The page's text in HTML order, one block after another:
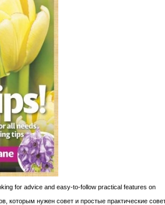
for advice and easy-to-follow practical features on
которым нужен совет и простые практические